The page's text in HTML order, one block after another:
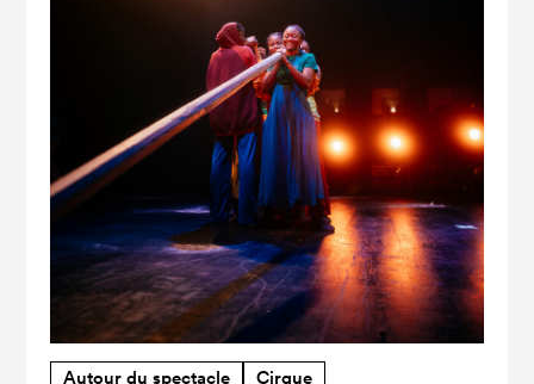
Autour du spectacle Cirque